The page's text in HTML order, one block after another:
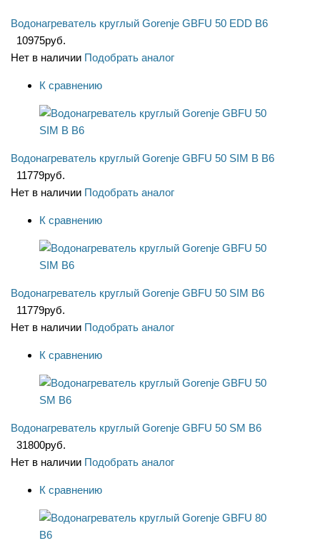
Водонагреватель круглый Gorenje GBFU 50 EDD B6
10975руб.
Нет в наличии Подобрать аналог
К сравнению
Водонагреватель круглый Gorenje GBFU 50 SIM B B6
11779руб.
Нет в наличии Подобрать аналог
К сравнению
Водонагреватель круглый Gorenje GBFU 50 SIM B6
11779руб.
Нет в наличии Подобрать аналог
К сравнению
Водонагреватель круглый Gorenje GBFU 50 SM B6
31800руб.
Нет в наличии Подобрать аналог
К сравнению